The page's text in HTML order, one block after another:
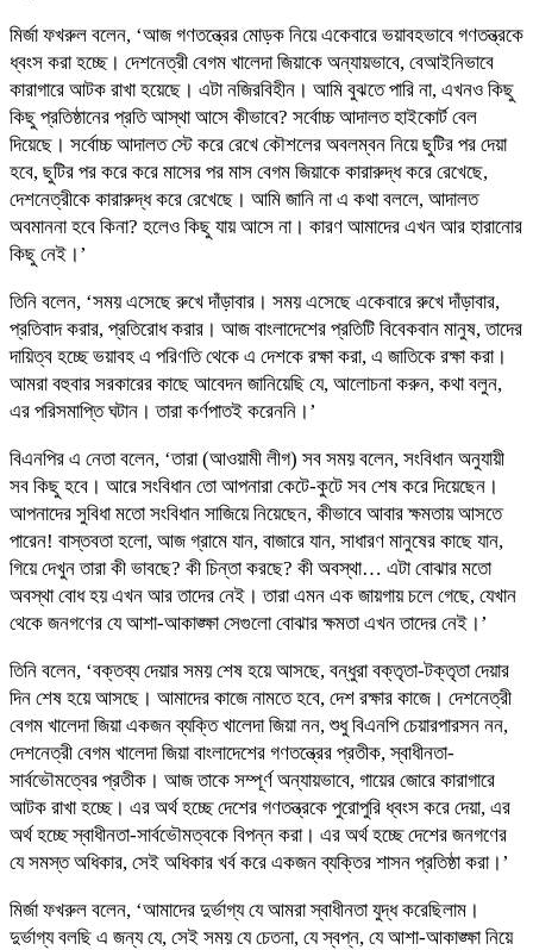
মির্জা ফখরুল বলেন, ‘আজ গণতন্ত্রের মোড়ক নিয়ে একেবারে ভয়াবহভাবে গণতন্ত্রকে
ধ্বংস করা হচ্ছে। দেশনেত্রী বেগম খালেদা জিয়াকে অন্যায়ভাবে, বেআইনিভাবে
কারাগারে আটক রাখা হয়েছে। এটা নজিরবিহীন। আমি বুঝতে পারি না, এখনও কিছু
কিছু প্রতিষ্ঠানের প্রতি আস্থা আসে কীভাবে? সর্বোচ্চ আদালত হাইকোর্ট বেল
দিয়েছে। সর্বোচ্চ আদালত স্টে করে রেখে কৌশলের অবলম্বন নিয়ে ছুটির পর দেয়া
হবে, ছুটির পর করে করে মাসের পর মাস বেগম জিয়াকে কারারুদ্ধ করে রেখেছে,
দেশনেত্রীকে কারারুদ্ধ করে রেখেছে। আমি জানি না এ কথা বললে, আদালত
অবমাননা হবে কিনা? হলেও কিছু যায় আসে না। কারণ আমাদের এখন আর হারানোর
কিছু নেই।’
তিনি বলেন, ‘সময় এসেছে রুখে দাঁড়াবার। সময় এসেছে একেবারে রুখে দাঁড়াবার,
প্রতিবাদ করার, প্রতিরোধ করার। আজ বাংলাদেশের প্রতিটি বিবেকবান মানুষ, তাদের
দায়িত্ব হচ্ছে ভয়াবহ এ পরিণতি থেকে এ দেশকে রক্ষা করা, এ জাতিকে রক্ষা করা।
আমরা বহুবার সরকারের কাছে আবেদন জানিয়েছি যে, আলোচনা করুন, কথা বলুন,
এর পরিসমাপ্তি ঘটান। তারা কর্ণপাতই করেননি।’
বিএনপির এ নেতা বলেন, ‘তারা (আওয়ামী লীগ) সব সময় বলেন, সংবিধান অনুযায়ী
সব কিছু হবে। আরে সংবিধান তো আপনারা কেটে-কুটে সব শেষ করে দিয়েছেন।
আপনাদের সুবিধা মতো সংবিধান সাজিয়ে নিয়েছেন, কীভাবে আবার ক্ষমতায় আসতে
পারেন! বাস্তবতা হলো, আজ গ্রামে যান, বাজারে যান, সাধারণ মানুষের কাছে যান,
গিয়ে দেখুন তারা কী ভাবছে? কী চিন্তা করছে? কী অবস্থা… এটা বোঝার মতো
অবস্থা বোধ হয় এখন আর তাদের নেই। তারা এমন এক জায়গায় চলে গেছে, যেখান
থেকে জনগণের যে আশা-আকাঙ্ক্ষা সেগুলো বোঝার ক্ষমতা এখন তাদের নেই।’
তিনি বলেন, ‘বক্তব্য দেয়ার সময় শেষ হয়ে আসছে, বন্ধুরা বক্তৃতা-টক্তৃতা দেয়ার
দিন শেষ হয়ে আসছে। আমাদের কাজে নামতে হবে, দেশ রক্ষার কাজে। দেশনেত্রী
বেগম খালেদা জিয়া একজন ব্যক্তি খালেদা জিয়া নন, শুধু বিএনপি চেয়ারপারসন নন,
দেশনেত্রী বেগম খালেদা জিয়া বাংলাদেশের গণতন্ত্রের প্রতীক, স্বাধীনতা-
সার্বভৌমত্বের প্রতীক। আজ তাকে সম্পূর্ণ অন্যায়ভাবে, গায়ের জোরে কারাগারে
আটক রাখা হচ্ছে। এর অর্থ হচ্ছে দেশের গণতন্ত্রকে পুরোপুরি ধ্বংস করে দেয়া, এর
অর্থ হচ্ছে স্বাধীনতা-সার্বভৌমত্বকে বিপন্ন করা। এর অর্থ হচ্ছে দেশের জনগণের
যে সমস্ত অধিকার, সেই অধিকার খর্ব করে একজন ব্যক্তির শাসন প্রতিষ্ঠা করা।’
মির্জা ফখরুল বলেন, ‘আমাদের দুর্ভাগ্য যে আমরা স্বাধীনতা যুদ্ধ করেছিলাম।
দুর্ভাগ্য বলছি এ জন্য যে, সেই সময় যে চেতনা, যে স্বপ্ন, যে আশা-আকাঙ্ক্ষা নিয়ে